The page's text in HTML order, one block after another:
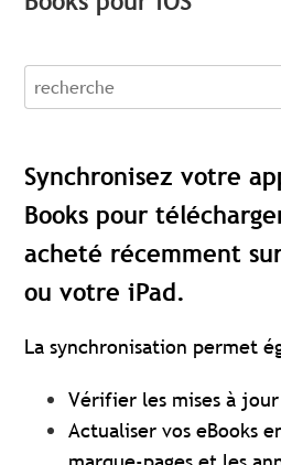
recherche
Synchronisez votre
Books pour
acheté récemment
ou votre iPad.
La synchronisation permet
Vérifier les mises à
Actualiser vos eBooks